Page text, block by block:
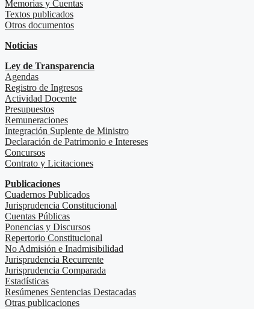
Memorias y Cuentas
Textos publicados
Otros documentos
Noticias
Ley de Transparencia
Agendas
Registro de Ingresos
Actividad Docente
Presupuestos
Remuneraciones
Integración Suplente de Ministro
Declaración de Patrimonio e Intereses
Concursos
Contrato y Licitaciones
Publicaciones
Cuadernos Publicados
Jurisprudencia Constitucional
Cuentas Públicas
Ponencias y Discursos
Repertorio Constitucional
No Admisión e Inadmisibilidad
Jurisprudencia Recurrente
Jurisprudencia Comparada
Estadísticas
Resúmenes Sentencias Destacadas
Otras publicaciones